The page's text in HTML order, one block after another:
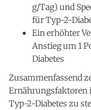
g/Tag) und
für Typ-2-
Ein erhöhter
Anstieg um 1
Diabetes
Zusammenfassend
Ernährungsfaktoren
Typ-2-Diabetes zu